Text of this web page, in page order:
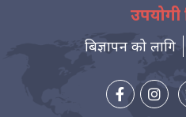
उपयोगी
बिज्ञापन को लागि